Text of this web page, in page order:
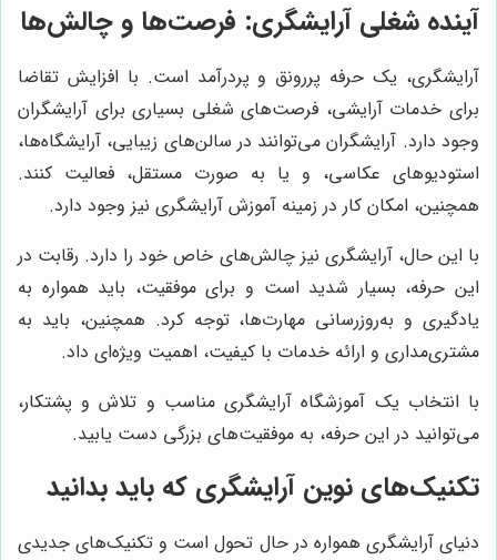
آینده شغلی آرایشگری: فرصت‌ها و چالش‌ها
آرایشگری، یک حرفه پررونق و پردرآمد است. با افزایش تقاضا
برای خدمات آرایشی، فرصت‌های شغلی بسیاری برای آرایشگران
وجود دارد. آرایشگران می‌توانند در سالن‌های زیبایی، آرایشگاه‌ها،
استودیوهای عکاسی، و یا به صورت مستقل، فعالیت کنند.
همچنین، امکان کار در زمینه آموزش آرایشگری نیز وجود دارد.
با این حال، آرایشگری نیز چالش‌های خاص خود را دارد. رقابت در
این حرفه، بسیار شدید است و برای موفقیت، باید همواره به
یادگیری و به‌روزرسانی مهارت‌ها، توجه کرد. همچنین، باید به
مشتری‌مداری و ارائه خدمات با کیفیت، اهمیت ویژه‌ای داد.
با انتخاب یک آموزشگاه آرایشگری مناسب و تلاش و پشتکار،
می‌توانید در این حرفه، به موفقیت‌های بزرگی دست یابید.
تکنیک‌های نوین آرایشگری که باید بدانید
دنیای آرایشگری همواره در حال تحول است و تکنیک‌های جدیدی